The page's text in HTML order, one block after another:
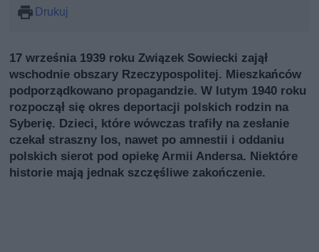
Drukuj
17 września 1939 roku Związek Sowiecki zajął
wschodnie obszary Rzeczypospolitej. Mieszkańców
podporządkowano propagandzie. W lutym 1940 roku
rozpoczął się okres deportacji polskich rodzin na
Syberię. Dzieci, które wówczas trafiły na zesłanie
czekał straszny los, nawet po amnestii i oddaniu
polskich sierot pod opiekę Armii Andersa. Niektóre
historie mają jednak szczęśliwe zakończenie.